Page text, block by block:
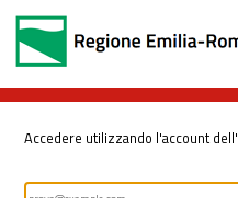
Accedere utilizzando l'account